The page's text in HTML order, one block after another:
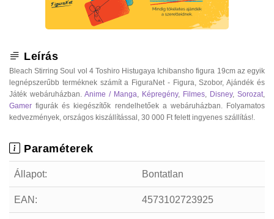
Leírás
Bleach Stirring Soul vol 4 Toshiro Histugaya Ichibansho figura 19cm az egyik
legnépszerűbb terméknek számít a FiguraNet - Figura, Szobor, Ajándék és
Játék webáruházban. Anime / Manga, Képregény, Filmes, Disney, Sorozat,
Gamer figurák és kiegészítők rendelhetőek a webáruházban. Folyamatos
kedvezmények, országos kiszállítással, 30 000 Ft felett ingyenes szállítás!.
Paraméterek
Állapot: Bontatlan
EAN: 4573102723925